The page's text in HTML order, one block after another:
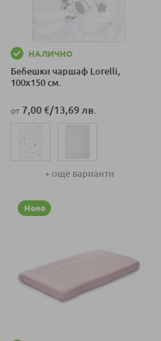
НАЛИЧНО
Бебешки чаршаф Lorelli,
100х150 см.
от 7,00 €/13,69 лв.
+ още варианти
Ново